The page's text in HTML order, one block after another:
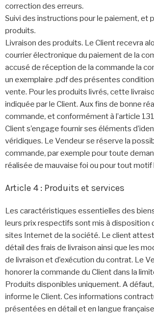
correction des erreurs.
Suivi des instructions pour le paiement, et
produits.
Livraison des produits. Le Client recevra
courrier électronique du paiement de la
accusé de réception de la commande la
un exemplaire .pdf des présentes
vente. Pour les produits livrés, cette
indiquée par le Client. Aux fins de bonne
commande, et conformément à l’article
Client s’engage fournir ses éléments
véridiques. Le Vendeur se réserve la
commande, par exemple pour toute
réalisée de mauvaise foi ou pour tout
Article 4 : Produits et services
Les caractéristiques essentielles des
leurs prix respectifs sont mis à disposition
sites Internet de la société. Le client
détail des frais de livraison ainsi que les
de livraison et d’exécution du contrat. Le
honorer la commande du Client dans la
Produits disponibles uniquement. A
informe le Client. Ces informations
présentées en détail et en langue